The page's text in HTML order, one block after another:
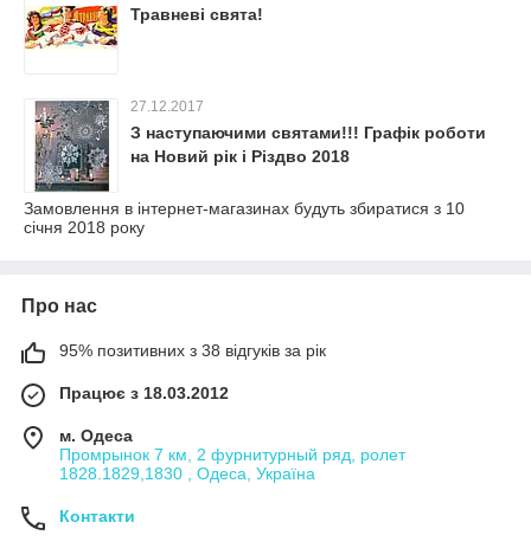
Травневі свята!
27.12.2017
З наступаючими святами!!! Графік роботи
на Новий рік і Різдво 2018
Замовлення в інтернет-магазинах будуть збиратися з 10
січня 2018 року
Про нас
95% позитивних з 38 відгуків за рік
Працює з 18.03.2012
м. Одеса
Промрынок 7 км, 2 фурнитурный ряд, ролет
1828.1829,1830 , Одеса, Україна
Контакти